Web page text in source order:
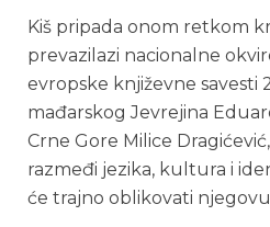
Kiš pripada onom retkom
prevazilazi nacionalne
evropske književne savesti
mađarskog Jevrejina
Crne Gore Milice
razmeđi jezika, kultura i
će trajno oblikovati